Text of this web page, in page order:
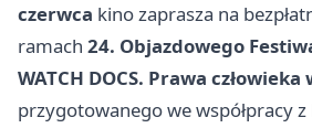
czerwca kino zaprasza na
ramach 24. Objazdowego
WATCH DOCS. Prawa
przygotowanego we współpracy